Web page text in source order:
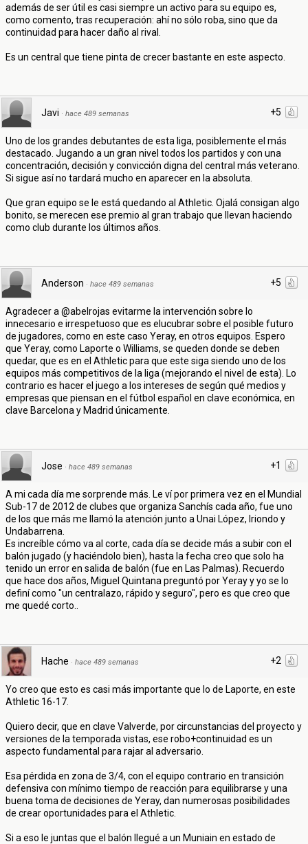
además de ser útil es casi siempre un activo para su equipo es,
como comento, tras recuperación: ahí no sólo roba, sino que da
continuidad para hacer daño al rival.
Es un central que tiene pinta de crecer bastante en este aspecto.
+5
Javi · hace 489 semanas
Uno de los grandes debutantes de esta liga, posiblemente el más
destacado. Jugando a un gran nivel todos los partidos y con una
concentración, decisión y convicción digna del central más veterano.
Si sigue así no tardará mucho en aparecer en la absoluta.
Que gran equipo se le está quedando al Athletic. Ojalá consigan algo
bonito, se merecen ese premio al gran trabajo que llevan haciendo
como club durante los últimos años.
+5
Anderson · hace 489 semanas
Agradecer a @abelrojas evitarme la intervención sobre lo
innecesario e irrespetuoso que es elucubrar sobre el posible futuro
de jugadores, como en este caso Yeray, en otros equipos. Espero
que Yeray, como Laporte o Williams, se queden donde se deben
quedar, que es en el Athletic para que este siga siendo uno de los
equipos más competitivos de la liga (mejorando el nivel de esta). Lo
contrario es hacer el juego a los intereses de según qué medios y
empresas que piensan en el fútbol español en clave económica, en
clave Barcelona y Madrid únicamente.
+1
Jose · hace 489 semanas
A mi cada día me sorprende más. Le ví por primera vez en el Mundial
Sub-17 de 2012 de clubes que organiza Sanchís cada año, fue uno
de los que más me llamó la atención junto a Unai López, Iriondo y
Undabarrena.
Es increíble cómo va al corte, cada día se decide más a subir con el
balón jugado (y haciéndolo bien), hasta la fecha creo que solo ha
tenido un error en salida de balón (fue en Las Palmas). Recuerdo
que hace dos años, Miguel Quintana preguntó por Yeray y yo se lo
definí como "un centralazo, rápido y seguro", pero es que creo que
me quedé corto..
+2
Hache · hace 489 semanas
Yo creo que esto es casi más importante que lo de Laporte, en este
Athletic 16-17.
Quiero decir, que en clave Valverde, por circunstancias del proyecto y
versiones de la temporada vistas, ese robo+continuidad es un
aspecto fundamental para rajar al adversario.
Esa pérdida en zona de 3/4, con el equipo contrario en transición
defensiva con mínimo tiempo de reacción para equilibrarse y una
buena toma de decisiones de Yeray, dan numerosas posibilidades
de crear oportunidades para el Athletic.
Si a eso le juntas que el balón llegué a un Muniain en estado de